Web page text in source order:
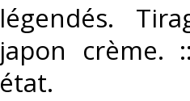
légendés.
japon crème.
état. ‎